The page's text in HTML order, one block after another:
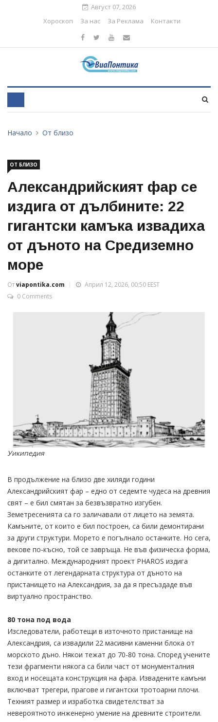
Август 07, 2026
Хороскоп
За нас За Реклама Контакти
Начало От близо
ОТ БЛИЗО
Александрийският фар се
издига от дълбините: 22
гигантски камъка извадиха
от дъното на Средиземно
море
Отviapontika.com
Април 12, 2026, 00:50 EEST
0 Comments
Уикипедия
В продължение на близо две хиляди години
Александрийският фар – едно от седемте чудеса на древния
свят – е бил смятан за безвъзвратно изгубен.
Земетресенията са го заличавали от лицето на земята.
Камъните, от които е бил построен, са били демонтирани
за други структури. Морето е погълнало останките. Но сега,
векове по-късно, той се завръща. Не във физическа форма,
а дигитално. Международният проект PHAROS издига
останките от легендарната структура от дъното на
пристанището на Александрия, за да я пресъздаде във
виртуално пространство.
80 тона под вода
Изследователи, работещи в източното пристанище на
Александрия, са извадили 22 масивни каменни блока от
морското дъно. Някои тежат до 70-80 тона. Според учените
тези фрагменти някога са били част от монументалния
вход и носещата конструкция на фара. Извадените камъни
включват трегери, прагове и гигантски тротоарни плочи.
Техният размер и изработка свидетелстват за
невероятното инженерно умение на древните строители.